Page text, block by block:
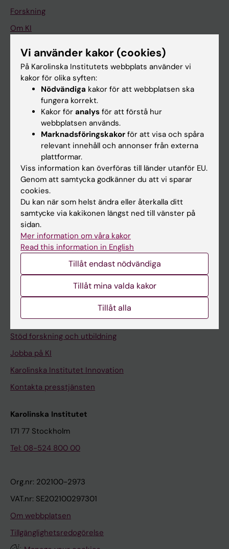
Forskning
Om KI
På gång
Nyheter
Kalender
Schema
Studentmejlen
Kurs- och programwebbar
Student på KI
Medarbetarportalen
Universitetsbiblioteket
Stöd forskning och utbildning
Jobba på KI
Karolinska Institutet Innovation
Kontakta presstjänsten
Karolinska Institutet
171 77 Stockholm
Tel: 08-524 800 00
Org.nr: 202100-2973
VAT.nr: SE202100297301
Om webbplatsen
Tillgänglighetsredogörelse
Vi använder kakor (cookies)
På Karolinska Institutets webbplats använder vi
kakor för olika syften:
Nödvändiga kakor för att webbplatsen ska
fungera korrekt.
Kakor för analys för att förstå hur
webbplatsen används.
Marknadsföringskakor för att visa och spåra
relevant innehåll och annonser från externa
plattformar.
Viss information kan överföras till länder utanför EU.
Genom att samtycka godkänner du att vi sparar
cookies.
Du kan när som helst ändra eller återkalla ditt
samtycke via kakikonen längst ned till vänster på
sidan.
Mer information om våra kakor
Read this information in English
Tillåt endast nödvändiga
Tillåt mina valda kakor
Tillåt alla